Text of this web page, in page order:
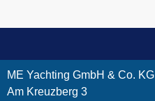
ME Yachting GmbH & Co. KG
Am Kreuzberg 3